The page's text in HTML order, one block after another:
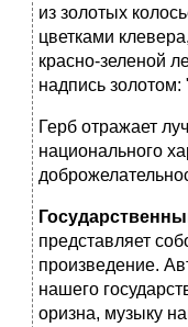
из золотых
цветками
красно-зеленой
надпись золотом:
Герб отражает
национального
представляет
произведение.
нашего
оризна, музыку